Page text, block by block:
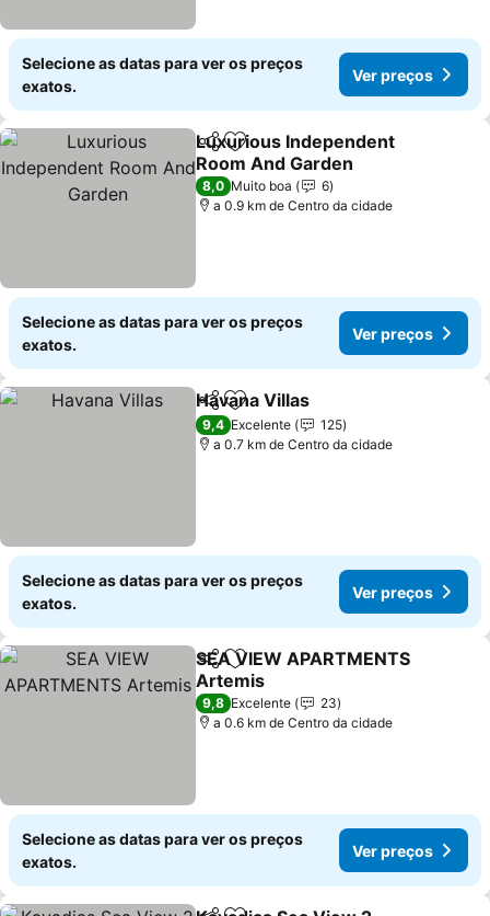
Selecione as datas para ver os preços
exatos.
Ver preços
PartilharAdicionar aos favoritos
Luxurious Independent
Room And Garden
Ver preços
8,0 Muito boa
6
a 0.9 km de Centro da cidade
Selecione as datas para ver os preços
exatos.
Ver preços
PartilharAdicionar aos favoritos
Havana Villas
9,4 Excelente
125
a 0.7 km de Centro da cidade
Selecione as datas para ver os preços
exatos.
Ver preços
PartilharAdicionar aos favoritos
SEA VIEW APARTMENTS
Artemis
Ver preços
9,8 Excelente
23
a 0.6 km de Centro da cidade
Selecione as datas para ver os preços
exatos.
Ver preços